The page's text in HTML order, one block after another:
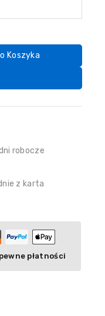
Koszyka
robocze
z karta
płatności